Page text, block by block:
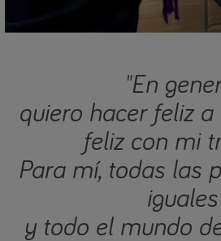
"En
quiero hacer feliz
feliz con mi
Para mí, todas las
iguales
y todo el mundo